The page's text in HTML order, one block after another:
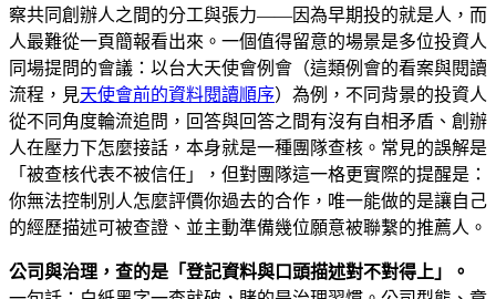
察共同創辦人之間的分工與張力——因為早期投的就是人，而
人最難從一頁簡報看出來。一個值得留意的場景是多位投資人
同場提問的會議：以台大天使會例會（這類例會的看案與閱讀
流程，見天使會前的資料閱讀順序）為例，不同背景的投資人
從不同角度輪流追問，回答與回答之間有沒有自相矛盾、創辦
人在壓力下怎麼接話，本身就是一種團隊查核。常見的誤解是
「被查核代表不被信任」，但對團隊這一格更實際的提醒是：
你無法控制別人怎麼評價你過去的合作，唯一能做的是讓自己
的經歷描述可被查證、並主動準備幾位願意被聯繫的推薦人。
公司與治理，查的是「登記資料與口頭描述對不對得上」。